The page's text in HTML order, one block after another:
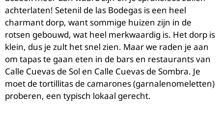
achterlaten! Setenil de las Bodegas is een heel
charmant dorp, want sommige huizen zijn in de
rotsen gebouwd, wat heel merkwaardig is. Het dorp is
klein, dus je zult het snel zien. Maar we raden je aan
om tapas te gaan eten in de bars en restaurants van
Calle Cuevas de Sol en Calle Cuevas de Sombra. Je
moet de tortillitas de camarones (garnalenomeletten)
proberen, een typisch lokaal gerecht.